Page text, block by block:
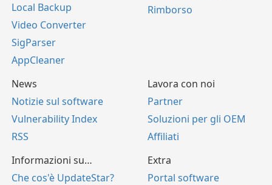
Local Backup
Video Converter
SigParser
AppCleaner
Rimborso
News
Notizie sul software
Vulnerability Index
RSS
Lavora con noi
Partner
Soluzioni per gli OEM
Affiliati
Informazioni su…
Che cos'è UpdateStar?
Extra
Portal software